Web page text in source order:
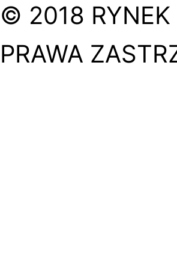
© 2018 RYNEK
PRAWA